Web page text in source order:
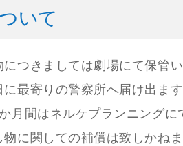
いて
つきましては劇場にて保管
最寄りの警察所へ届け出ま
月間はネルケプランニングに
物に関しての補償は致しかね